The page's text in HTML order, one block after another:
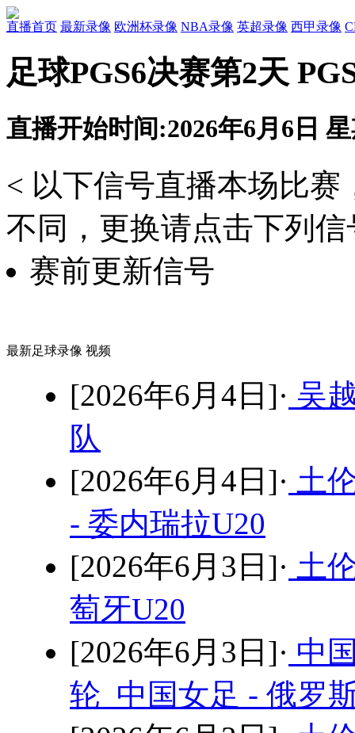
直播首页 最新录像 欧洲杯录像 NBA录像 英超录像 西甲录像
足球PGS6决赛第2天
直播开始时间:2026年6月6日
< 以下信号直播本场比
不同，更换请点击下列信
赛前更新信号
最新足球录像 视频
[2026年6月4日]· 吴
队
[2026年6月4日]· 土
- 委内瑞拉U20
[2026年6月3日]· 土
萄牙U20
[2026年6月3日]· 中
轮 中国女足 - 俄罗